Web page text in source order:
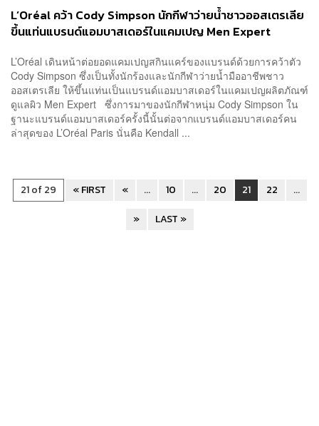
L’Oréal คว้า Cody Simpson นักกีฬาว่ายน้ำชาวออสเตรเลีย
ขึ้นแท่นแบรนด์แอมบาสเดอร์ในแคมเปญ Men Expert
L’Oréal เดินหน้าต่อยอดแคมเปญสกินแคร์ของแบรนด์ด้วยการคว้าตัว
Cody Simpson ซึ่งเป็นทั้งนักร้องและนักกีฬาว่ายน้ำมืออาชีพชาว
ออสเตรเลีย ให้ขึ้นแท่นเป็นแบรนด์แอมบาสเดอร์ในแคมเปญผลิตภัณฑ์
ดูแลผิว Men Expert ซึ่งการมาของนักกีฬาหนุ่ม Cody Simpson ใน
ฐานะแบรนด์แอมบาสเดอร์ครั้งนี้นั้นต่อจากแบรนด์แอมบาสเดอร์คน
ล่าสุดของ L’Oréal Paris นั่นคือ Kendall ...
21 of 29 « FIRST « ... 10 ... 20 21 22
...
»
LAST »